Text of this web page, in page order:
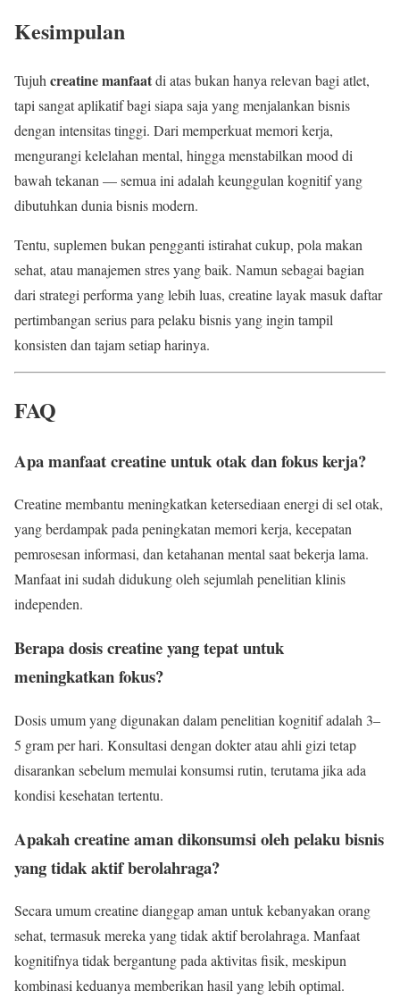
Kesimpulan
Tujuh creatine manfaatdi atas bukan hanya relevan bagi atlet,
tapi sangat aplikatif bagi siapa saja yang menjalankan bisnis
dengan intensitas tinggi. Dari memperkuat memori kerja,
mengurangi kelelahan mental, hingga menstabilkan mood di
bawah tekanan — semua ini adalah keunggulan kognitif yang
dibutuhkan dunia bisnis modern.
Tentu, suplemen bukan pengganti istirahat cukup, pola makan
sehat, atau manajemen stres yang baik. Namun sebagai bagian
dari strategi performa yang lebih luas, creatine layak masuk daftar
pertimbangan serius para pelaku bisnis yang ingin tampil
konsisten dan tajam setiap harinya.
FAQ
Apa manfaat creatine untuk otak dan fokus kerja?
Creatine membantu meningkatkan ketersediaan energi di sel otak,
yang berdampak pada peningkatan memori kerja, kecepatan
pemrosesan informasi, dan ketahanan mental saat bekerja lama.
Manfaat ini sudah didukung oleh sejumlah penelitian klinis
independen.
Berapa dosis creatine yang tepat untuk
meningkatkan fokus?
Dosis umum yang digunakan dalam penelitian kognitif adalah 3–
5 gram per hari. Konsultasi dengan dokter atau ahli gizi tetap
disarankan sebelum memulai konsumsi rutin, terutama jika ada
kondisi kesehatan tertentu.
Apakah creatine aman dikonsumsi oleh pelaku bisnis
yang tidak aktif berolahraga?
Secara umum creatine dianggap aman untuk kebanyakan orang
sehat, termasuk mereka yang tidak aktif berolahraga. Manfaat
kognitifnya tidak bergantung pada aktivitas fisik, meskipun
kombinasi keduanya memberikan hasil yang lebih optimal.